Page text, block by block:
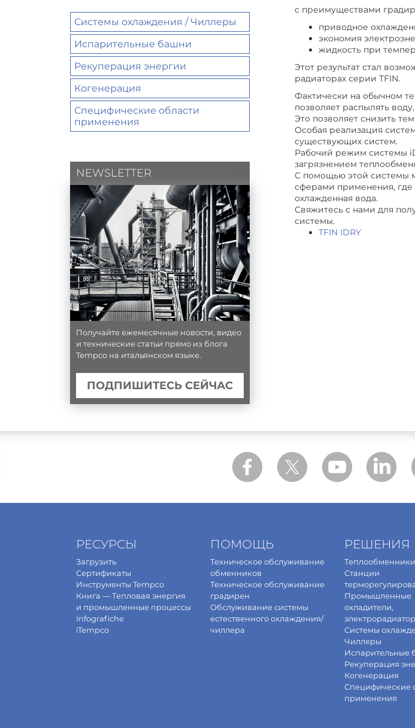
с преимуществами
приводное
экономия
жидкость при
Этот результат стал
радиаторах серии TFIN.
Фактически на обычном
позволяет распылять
Это позволяет снизить
Особая реализация
существующих систем.
Рабочий режим системы
загрязнением
С помощью этой системы
сферами применения, где
охлажденная вода.
Свяжитесь с нами для
системы.
TFIN IDRY
Системы охлаждения / Чиллеры
Испарительные башни
Рекуперация энергии
Когенерация
Специфические области
применения
NEWSLETTER
Получайте ежемесячные новости, видео
и технические статьи прямо из блога
Tempco на итальянском языке.
ПОДПИШИТЕСЬ СЕЙЧАС
РЕСУРСЫ
Загрузить
Сертификаты
Инструменты Tempco
Книга — Тепловая энергия
и промышленные процессы
Infografiche
iTempco
ПОМОЩЬ
Техническое обслуживание
обменников
Техническое обслуживание
градирен
Обслуживание системы
естественного охлаждения/
чиллера
РЕШЕНИЯ
Теплообменники
Станции
Промышленные
охладители,
Системы
Чиллеры
Испарительные
Рекуперация
Когенерация
Специфические
применения